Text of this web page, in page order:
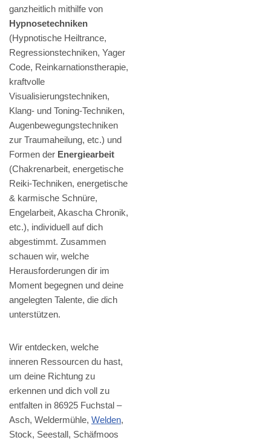
ganzheitlich mithilfe von
Hypnosetechniken
(Hypnotische Heiltrance,
Regressionstechniken, Yager
Code, Reinkarnationstherapie,
kraftvolle
Visualisierungstechniken,
Klang- und Toning-Techniken,
Augenbewegungstechniken
zur Traumaheilung, etc.) und
Formen der Energiearbeit
(Chakrenarbeit, energetische
Reiki-Techniken, energetische
& karmische Schnüre,
Engelarbeit, Akascha Chronik,
etc.), individuell auf dich
abgestimmt. Zusammen
schauen wir, welche
Herausforderungen dir im
Moment begegnen und deine
angelegten Talente, die dich
unterstützen.
Wir entdecken, welche
inneren Ressourcen du hast,
um deine Richtung zu
erkennen und dich voll zu
entfalten in 86925 Fuchstal –
Asch, Weldermühle, Welden,
Stock, Seestall, Schäfmoos